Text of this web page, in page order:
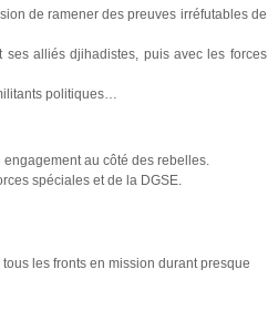
de ramener des preuves irréfutables de
alliés djihadistes, puis avec les forces
politiques…
au côté des rebelles.
spéciales et de la DGSE.
les fronts en mission durant presque